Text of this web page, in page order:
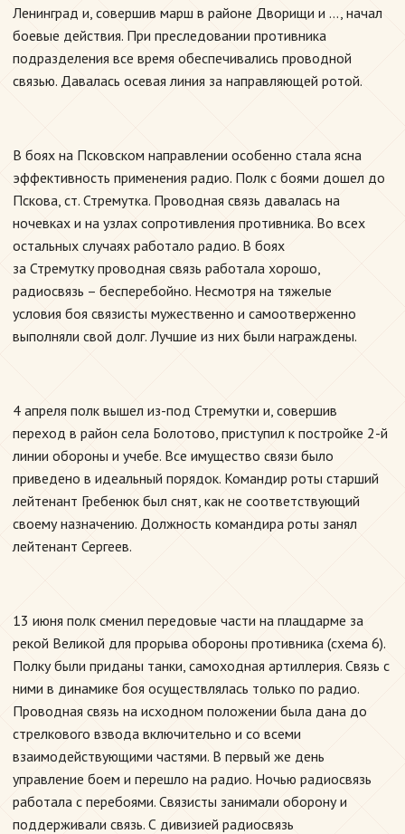
Ленинград и, совершив марш в районе Дворищи и …, начал
боевые действия. При преследовании противника
подразделения все время обеспечивались проводной
связью. Давалась осевая линия за направляющей ротой.
В боях на Псковском направлении особенно стала ясна
эффективность применения радио. Полк с боями дошел до
Пскова, ст. Стремутка. Проводная связь давалась на
ночевках и на узлах сопротивления противника. Во всех
остальных случаях работало радио. В боях
за Стремутку проводная связь работала хорошо,
радиосвязь – бесперебойно. Несмотря на тяжелые
условия боя связисты мужественно и самоотверженно
выполняли свой долг. Лучшие из них были награждены.
4 апреля полк вышел из-под Стремутки и, совершив
переход в район села Болотово, приступил к постройке 2-й
линии обороны и учебе. Все имущество связи было
приведено в идеальный порядок. Командир роты старший
лейтенант Гребенюк был снят, как не соответствующий
своему назначению. Должность командира роты занял
лейтенант Сергеев.
13 июня полк сменил передовые части на плацдарме за
рекой Великой для прорыва обороны противника (схема 6).
Полку были приданы танки, самоходная артиллерия. Связь с
ними в динамике боя осуществлялась только по радио.
Проводная связь на исходном положении была дана до
стрелкового взвода включительно и со всеми
взаимодействующими частями. В первый же день
управление боем и перешло на радио. Ночью радиосвязь
работала с перебоями. Связисты занимали оборону и
поддерживали связь. С дивизией радиосвязь